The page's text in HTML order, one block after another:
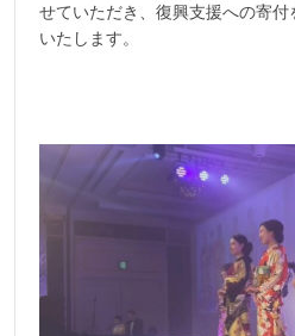
せていただき、復興支援への寄
いたします。